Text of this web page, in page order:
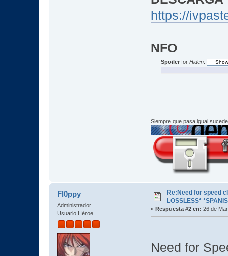
https://
NFO
Spoilerfor Hiden:
Siempre que pasa igual
Fl0ppy
Administrador
Usuario Héroe
Re:Need for speed
LOSSLESS*
« Respuesta #2 en: 26 de
Need for